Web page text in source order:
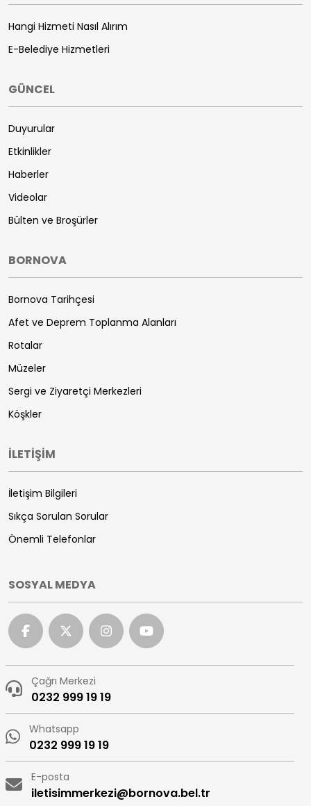
Hangi Hizmeti Nasıl Alırım
E-Belediye Hizmetleri
GÜNCEL
Duyurular
Etkinlikler
Haberler
Videolar
Bülten ve Broşürler
BORNOVA
Bornova Tarihçesi
Afet ve Deprem Toplanma Alanları
Rotalar
Müzeler
Sergi ve Ziyaretçi Merkezleri
Köşkler
İLETİŞİM
İletişim Bilgileri
Sıkça Sorulan Sorular
Önemli Telefonlar
SOSYAL MEDYA
Çağrı Merkezi
0232 999 19 19
Whatsapp
0232 999 19 19
E-posta
iletisimmerkezi@bornova.bel.tr